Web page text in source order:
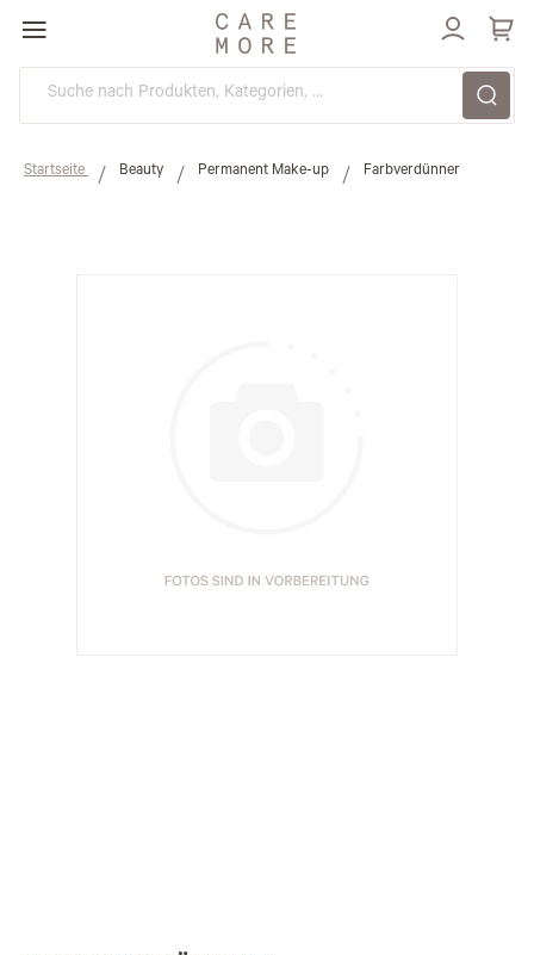
Direkt
zum
Inhalt
Startseite Beauty Permanent Make-up Farbverdünner